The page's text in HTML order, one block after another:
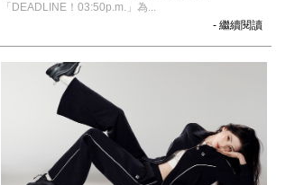
「DEADLINE！03:50p.m.」為...
- 繼續閱讀